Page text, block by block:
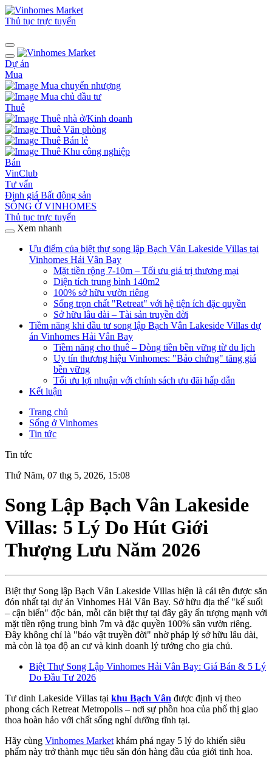
Thủ tục trực tuyến
Dự án
Mua
Mua chuyển nhượng
Mua chủ đầu tư
Thuê
Thuê nhà ở/Kinh doanh
Thuê Văn phòng
Thuê Bán lẻ
Thuê Khu công nghiệp
Bán
VinClub
Tư vấn
Định giá Bất động sản
SỐNG Ở VINHOMES
Thủ tục trực tuyến
Xem nhanh
Ưu điểm của biệt thự song lập Bạch Vân Lakeside Villas tại
Vinhomes Hải Vân Bay
Mặt tiền rộng 7-10m – Tối ưu giá trị thương mại
Diện tích trung bình 140m2
100% sở hữu vườn riêng
Sống trọn chất "Retreat" với hệ tiện ích đặc quyền
Sở hữu lâu dài – Tài sản truyền đời
Tiềm năng khi đầu tư song lập Bạch Vân Lakeside Villas dự
án Vinhomes Hải Vân Bay
Tiềm năng cho thuê – Dòng tiền bền vững từ du lịch
Uy tín thương hiệu Vinhomes: "Bảo chứng" tăng giá
bền vững
Tối ưu lợi nhuận với chính sách ưu đãi hấp dẫn
Kết luận
Trang chủ
Sống ở Vinhomes
Tin tức
Tin tức
Thứ Năm, 07 thg 5, 2026, 15:08
Song Lập Bạch Vân Lakeside
Villas: 5 Lý Do Hút Giới
Thượng Lưu Năm 2026
Biệt thự Song lập Bạch Vân Lakeside Villas hiện là cái tên được săn
đón nhất tại dự án Vinhomes Hải Vân Bay. Sở hữu địa thế "kế suối
– cận biển" độc bản, mỗi căn biệt thự tại đây gây ấn tượng mạnh với
mặt tiền rộng trung bình 7m và đặc quyền 100% sân vườn riêng.
Đây không chỉ là "bảo vật truyền đời" nhờ pháp lý sở hữu lâu dài,
mà còn là tọa độ an cư và kinh doanh lý tưởng cho gia chủ.
Biệt Thự Song Lập Vinhomes Hải Vân Bay: Giá Bán & 5 Lý
Do Đầu Tư 2026
Tư dinh Lakeside Villas tại khu Bạch Vân được định vị theo
phong cách Retreat Metropolis – nơi sự phồn hoa của phố thị giao
thoa hoàn hảo với chất sống nghỉ dưỡng tĩnh tại.
Hãy cùng Vinhomes Market khám phá ngay 5 lý do khiến siêu
phẩm này trở thành mục tiêu săn đón hàng đầu của giới tinh hoa.